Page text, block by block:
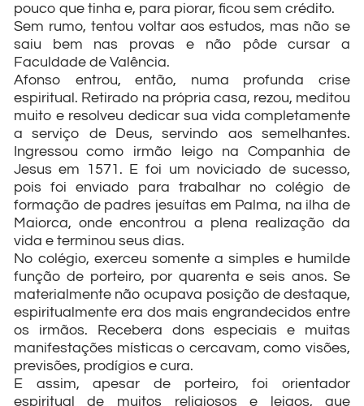
pouco que tinha e, para piorar, ficou sem crédito.
Sem rumo, tentou voltar aos estudos, mas não se
saiu bem nas provas e não pôde cursar a
Faculdade de Valência.
Afonso entrou, então, numa profunda crise
espiritual. Retirado na própria casa, rezou, meditou
muito e resolveu dedicar sua vida completamente
a serviço de Deus, servindo aos semelhantes.
Ingressou como irmão leigo na Companhia de
Jesus em 1571. E foi um noviciado de sucesso,
pois foi enviado para trabalhar no colégio de
formação de padres jesuítas em Palma, na ilha de
Maiorca, onde encontrou a plena realização da
vida e terminou seus dias.
No colégio, exerceu somente a simples e humilde
função de porteiro, por quarenta e seis anos. Se
materialmente não ocupava posição de destaque,
espiritualmente era dos mais engrandecidos entre
os irmãos. Recebera dons especiais e muitas
manifestações místicas o cercavam, como visões,
previsões, prodígios e cura.
E assim, apesar de porteiro, foi orientador
espiritual de muitos religiosos e leigos, que